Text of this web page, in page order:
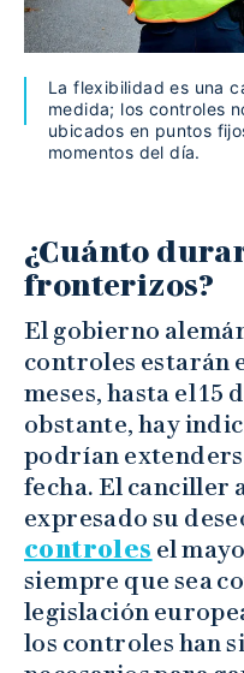
La flexibilidad es una
medida; los controles
ubicados en puntos
momentos del día.
¿Cuánto
fronterizos?
El gobierno
controles estarán
meses, hasta el 15
obstante, hay
podrían
fecha. El canciller
expresado su
controles el
siempre que sea
legislación
los controles han